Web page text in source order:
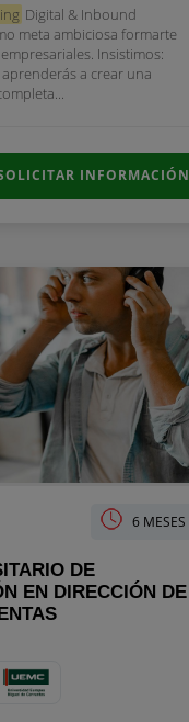
Digital & Inbound
meta ambiciosa formarte
Insistimos:
a crear una
INFORMACIÓN
6 MESES
DE
EN DIRECCIÓN DE